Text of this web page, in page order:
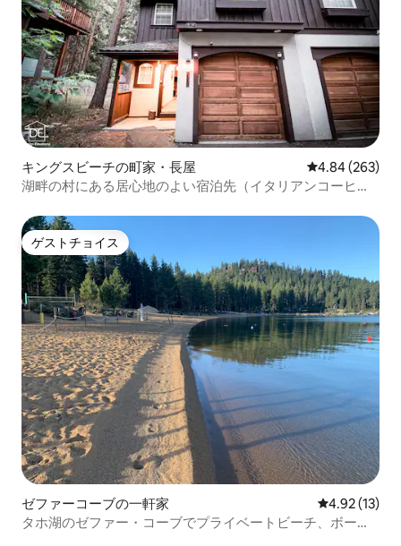
キングスビーチの町家・長屋 レビュー263
4.84 (263)
湖畔の村にある居心地のよい宿泊先（イタリアンコーヒ
ゲストチョイス
ゲストチョイス
ゼファーコーブの一軒家 レビュー13
4.92 (13)
タホ湖のゼファー・コーブでプライベートビーチ、ボー